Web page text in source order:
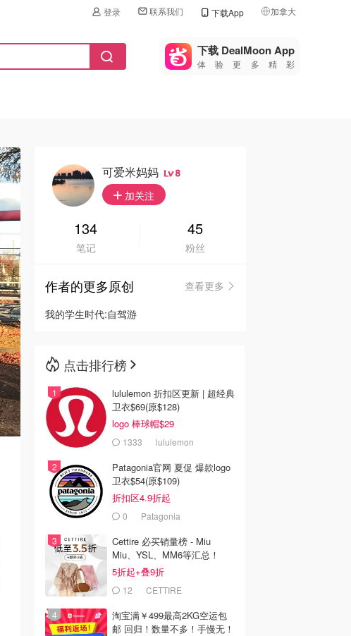
登录 联系我们 下载App 加拿大
🇺🇸
美国
🇨🇳中国
🇮🇹
🇦🇺
🇳🇿新西兰
下载 DealMoon App
体验更多精彩
可爱米妈妈 8
加关注
134
笔记
45
粉丝
作者的更多原创
查看更多
我的学生时代:自驾游
点击排行榜
lululemon 折扣区更新 | 超经典
卫衣$69(原$128)
logo 棒球帽$29
1333 lululemon
Patagonia官网 夏促 爆款logo
卫衣$54(原$109)
折扣区4.9折起
0 Patagonia
Cettire 必买销量榜 - Miu
Miu、YSL、MM6等汇总！
5折起+叠9折
12 CETTIRE
淘宝满￥499最高2KG空运包
邮 回归！数量不多！手慢无！